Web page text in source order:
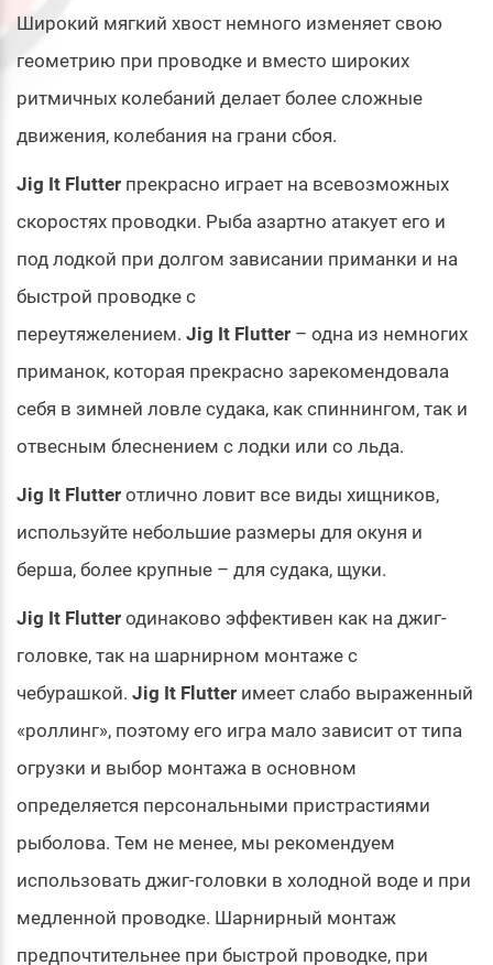
Широкий мягкий хвост немного изменяет свою
геометрию при проводке и вместо широких
ритмичных колебаний делает более сложные
движения, колебания на грани сбоя.
Jig It Flutter прекрасно играет на всевозможных
скоростях проводки. Рыба азартно атакует его и
под лодкой при долгом зависании приманки и на
быстрой проводке с
переутяжелением. Jig It Flutter – одна из немногих
приманок, которая прекрасно зарекомендовала
себя в зимней ловле судака, как спиннингом, так и
отвесным блеснением с лодки или со льда.
Jig It Flutter отлично ловит все виды хищников,
используйте небольшие размеры для окуня и
берша, более крупные – для судака, щуки.
Jig It Flutter одинаково эффективен как на джиг-
головке, так на шарнирном монтаже с
чебурашкой. Jig It Flutter имеет слабо выраженный
«роллинг», поэтому его игра мало зависит от типа
огрузки и выбор монтажа в основном
определяется персональными пристрастиями
рыболова. Тем не менее, мы рекомендуем
использовать джиг-головки в холодной воде и при
медленной проводке. Шарнирный монтаж
предпочтительнее при быстрой проводке, при